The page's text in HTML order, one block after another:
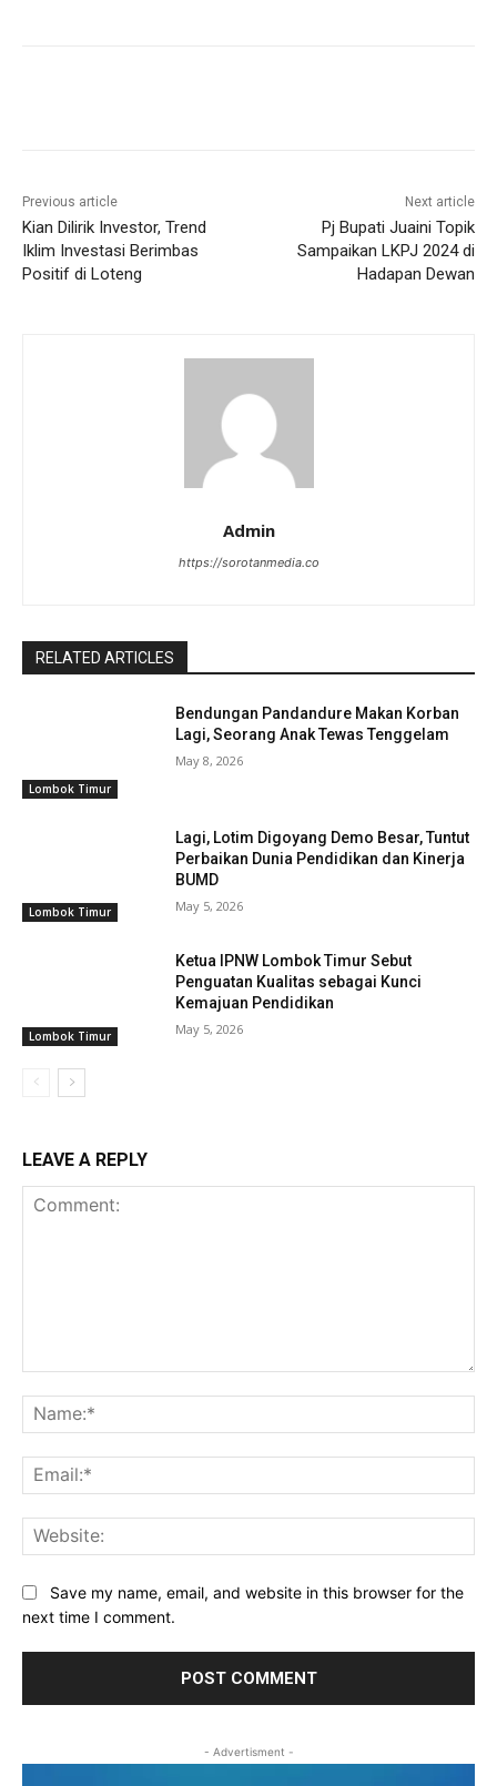
Previous article
Kian Dilirik Investor, Trend
Iklim Investasi Berimbas
Positif di Loteng
Next article
Pj Bupati Juaini Topik
Sampaikan LKPJ 2024 di
Hadapan Dewan
Admin
https://sorotanmedia.co
RELATED ARTICLES
Lombok Timur
Bendungan Pandandure Makan Korban
Lagi, Seorang Anak Tewas Tenggelam
May 8, 2026
Lombok Timur
Lagi, Lotim Digoyang Demo Besar, Tuntut
Perbaikan Dunia Pendidikan dan Kinerja
BUMD
May 5, 2026
Lombok Timur
Ketua IPNW Lombok Timur Sebut
Penguatan Kualitas sebagai Kunci
Kemajuan Pendidikan
May 5, 2026
LEAVE A REPLY
Save my name, email, and website in this browser for the
next time I comment.
- Advertisment -